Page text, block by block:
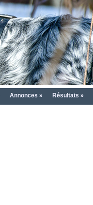
Annonces » Résultats »